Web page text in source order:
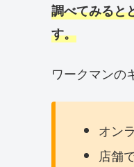
調べてみると
す。
ワークマンの
オン
店舗